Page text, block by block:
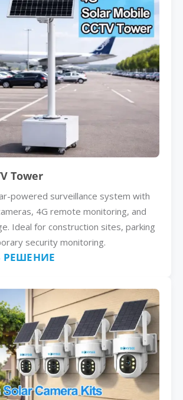
Tower
powered surveillance system with
4G remote monitoring, and
Ideal for construction sites, parking
security monitoring.
РЕШЕНИЕ